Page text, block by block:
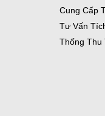
Cung Cấp
Tư Vấn
Thống Thu